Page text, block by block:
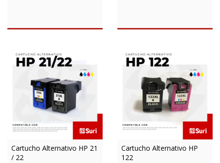
Cartucho Alternativo HP 21
/ 22
Cartucho Alternativo HP
122